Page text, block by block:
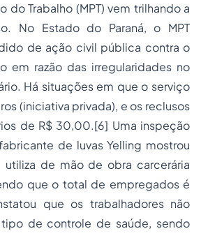
do Trabalho (MPT) vem trilhando a
No Estado do Paraná, o MPT
de ação civil pública contra o
em razão das irregularidades no
Há situações em que o serviço
(iniciativa privada), e os reclusos
de R$ 30,00.[6] Uma inspeção
de luvas Yelling mostrou
utiliza de mão de obra carcerária
que o total de empregados é
que os trabalhadores não
tipo de controle de saúde, sendo